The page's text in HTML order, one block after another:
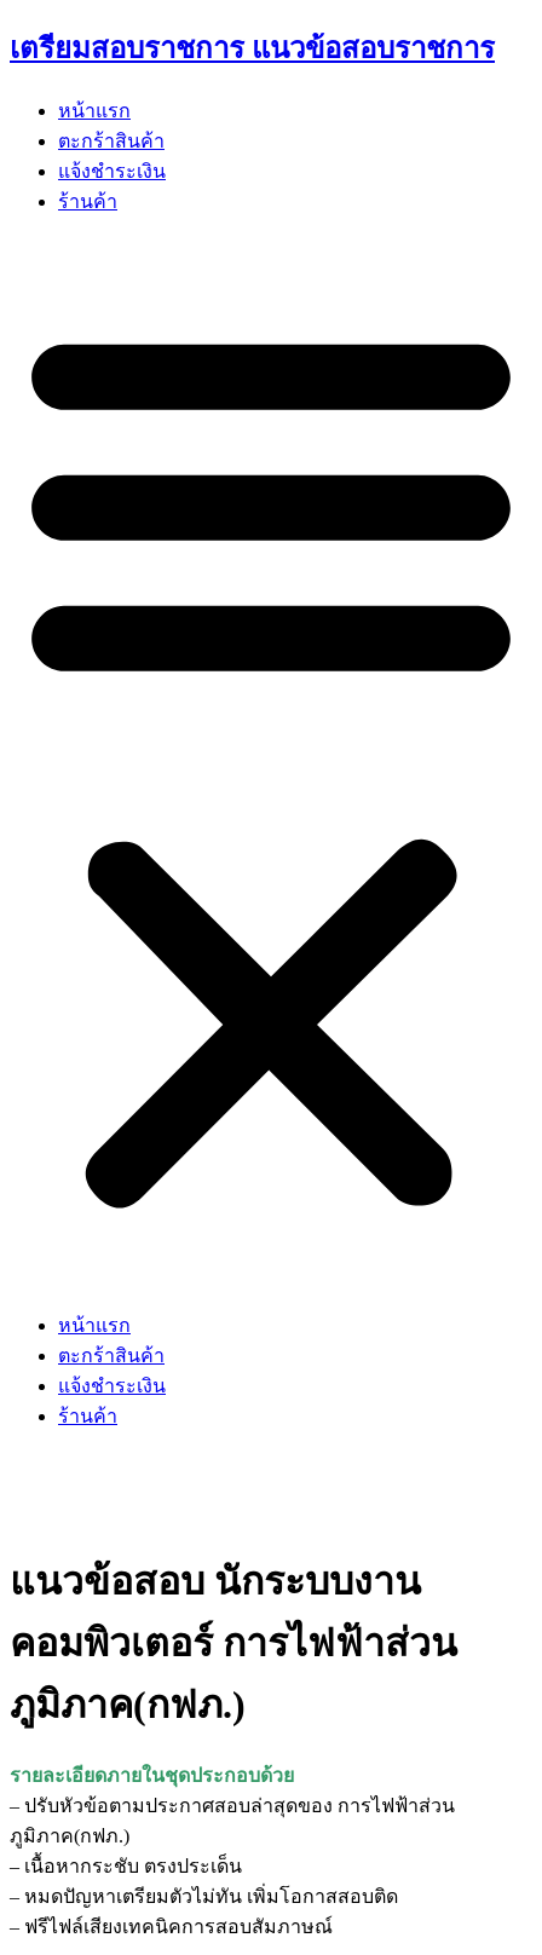
Skip
to
เตรียมสอบราชการ แนวข้อสอบราชการ
หน้าแรก
ตะกร้าสินค้า
แจ้งชำระเงิน
ร้านค้า
หน้าแรก
ตะกร้าสินค้า
แจ้งชำระเงิน
ร้านค้า
แนวข้อสอบ นักระบบงาน
คอมพิวเตอร์ การไฟฟ้าส่วน
ภูมิภาค(กฟภ.)
รายละเอียดภายในชุดประกอบด้วย
– ปรับหัวข้อตามประกาศสอบล่าสุดของ การไฟฟ้าส่วน
ภูมิภาค(กฟภ.)
– เนื้อหากระชับ ตรงประเด็น
– หมดปัญหาเตรียมตัวไม่ทัน เพิ่มโอกาสสอบติด
– ฟรีไฟล์เสียงเทคนิคการสอบสัมภาษณ์